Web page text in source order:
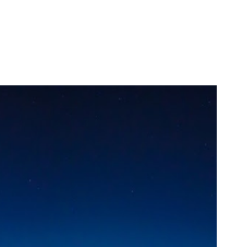
anda berupa jasa eo
pemilihan lokasi
transport, aktifitas
serta acara internal